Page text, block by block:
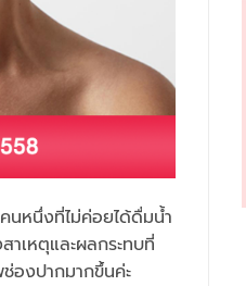
นหนึ่งที่ไม่ค่อยได้ดื่มน้ำ
เหตุและผลกระทบที่
องปากมากขึ้นค่ะ